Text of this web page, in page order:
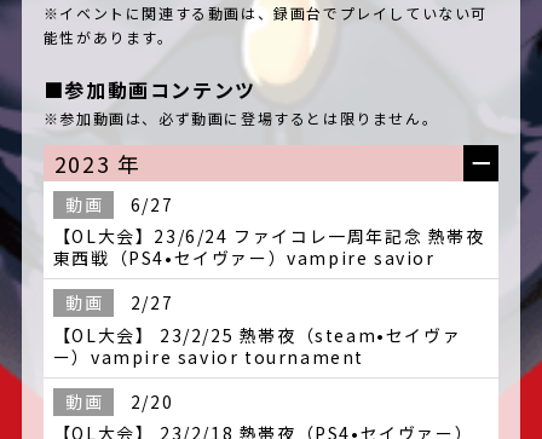
※イベントに関連する動画は、録画台でプレイしていない可
能性があります。
■参加動画コンテンツ
※参加動画は、必ず動画に登場するとは限りません。
2023 年
動画
6/27
【OL大会】23/6/24 ファイコレ一周年記念 熱帯夜
東西戦（PS4•セイヴァー）vampire savior
動画
2/27
【OL大会】 23/2/25 熱帯夜（steam•セイヴァ
ー）vampire savior tournament
動画
2/20
【OL大会】 23/2/18 熱帯夜（PS4•セイヴァー）